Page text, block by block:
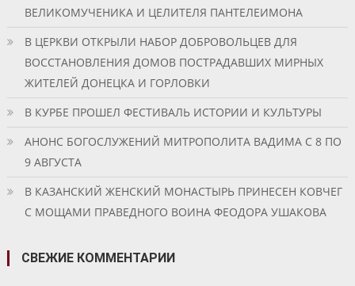
ВЕЛИКОМУЧЕНИКА И ЦЕЛИТЕЛЯ ПАНТЕЛЕИМОНА
В ЦЕРКВИ ОТКРЫЛИ НАБОР ДОБРОВОЛЬЦЕВ ДЛЯ
ВОССТАНОВЛЕНИЯ ДОМОВ ПОСТРАДАВШИХ МИРНЫХ
ЖИТЕЛЕЙ ДОНЕЦКА И ГОРЛОВКИ
В КУРБЕ ПРОШЕЛ ФЕСТИВАЛЬ ИСТОРИИ И КУЛЬТУРЫ
АНОНС БОГОСЛУЖЕНИЙ МИТРОПОЛИТА ВАДИМА С 8 ПО
9 АВГУСТА
В КАЗАНСКИЙ ЖЕНСКИЙ МОНАСТЫРЬ ПРИНЕСЕН КОВЧЕГ
С МОЩАМИ ПРАВЕДНОГО ВОИНА ФЕОДОРА УШАКОВА
СВЕЖИЕ КОММЕНТАРИИ